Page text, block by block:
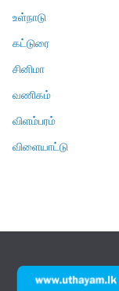
உள்நாடு
கட்டுரை
சினிமா
வணிகம்
விளம்பரம்
விளையாட்டு